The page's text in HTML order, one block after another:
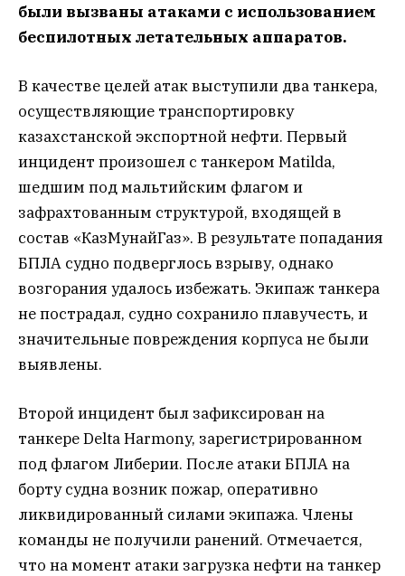
были вызваны атаками с использованием
беспилотных летательных аппаратов.
В качестве целей атак выступили два танкера,
осуществляющие транспортировку
казахстанской экспортной нефти. Первый
инцидент произошел с танкером Matilda,
шедшим под мальтийским флагом и
зафрахтованным структурой, входящей в
состав «КазМунайГаз». В результате попадания
БПЛА судно подверглось взрыву, однако
возгорания удалось избежать. Экипаж танкера
не пострадал, судно сохранило плавучесть, и
значительные повреждения корпуса не были
выявлены.
Второй инцидент был зафиксирован на
танкере Delta Harmony, зарегистрированном
под флагом Либерии. После атаки БПЛА на
борту судна возник пожар, оперативно
ликвидированный силами экипажа. Члены
команды не получили ранений. Отмечается,
что на момент атаки загрузка нефти на танкер